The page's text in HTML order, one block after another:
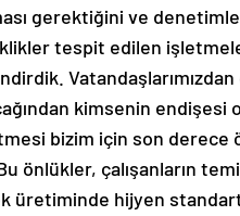
gerektiğini ve
tespit edilen
kimsenin endişesi
bizim için son derece
önlükler, çalışanların
üretiminde hijyen